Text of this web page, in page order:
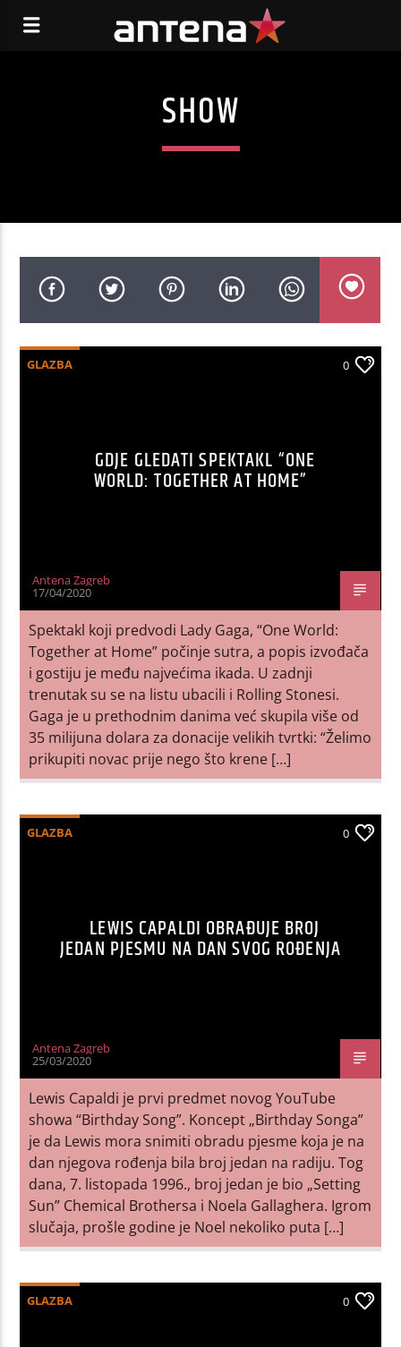
SHOW
GLAZBA 0
GDJE GLEDATI SPEKTAKL “ONE
WORLD: TOGETHER AT HOME”
Antena Zagreb
17/04/2020
Spektakl koji predvodi Lady Gaga, “One World:
Together at Home” počinje sutra, a popis izvođača
i gostiju je među najvećima ikada. U zadnji
trenutak su se na listu ubacili i Rolling Stonesi.
Gaga je u prethodnim danima već skupila više od
35 milijuna dolara za donacije velikih tvrtki: “Želimo
prikupiti novac prije nego što krene […]
GLAZBA 0
LEWIS CAPALDI OBRAĐUJE BROJ
JEDAN PJESMU NA DAN SVOG ROĐENJA
Antena Zagreb
25/03/2020
Lewis Capaldi je prvi predmet novog YouTube
showa “Birthday Song”. Koncept „Birthday Songa”
je da Lewis mora snimiti obradu pjesme koja je na
dan njegova rođenja bila broj jedan na radiju. Tog
dana, 7. listopada 1996., broj jedan je bio „Setting
Sun” Chemical Brothersa i Noela Gallaghera. Igrom
slučaja, prošle godine je Noel nekoliko puta […]
GLAZBA 0